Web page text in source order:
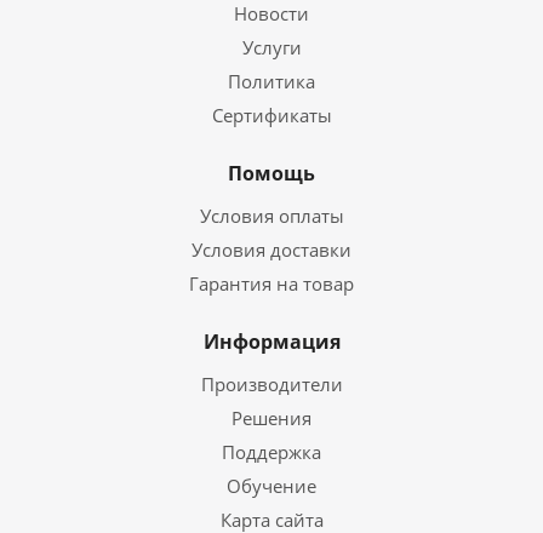
Новости
Услуги
Политика
Сертификаты
Помощь
Условия оплаты
Условия доставки
Гарантия на товар
Информация
Производители
Решения
Поддержка
Обучение
Карта сайта